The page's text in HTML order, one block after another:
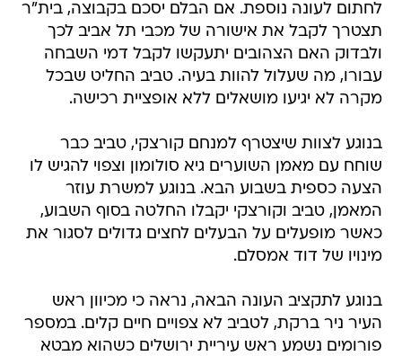
לחתום לעונה נוספת. אם הבלם יסכם בקבוצה, בית"ר
תצטרך לקבל את אישורה של מכבי תל אביב לכך
ולבדוק האם הצהובים יתעקשו לקבל דמי השבחה
עבורו, מה שעלול להוות בעיה. טביב החליט שבכל
מקרה לא יגיעו מושאלים ללא אופציית רכישה.
בנוגע לצוות שיצטרף למנחם קורצקי, טביב כבר
שוחח עם מאמן השוערים גיא סולומון וצפוי להגיש לו
הצעה כספית בשבוע הבא. בנוגע למשרת עוזר
המאמן, טביב וקורצקי יקבלו החלטה בסוף השבוע,
כאשר מופעלים על הבעלים לחצים גדולים לסגור את
מינויו של דוד אמסלם.
בנוגע לתקציב העונה הבאה, נראה כי מכיוון ראש
העיר ניר ברקת, לטביב לא צפויים חיים קלים. במספר
פורומים נשמע ראש עיריית ירושלים כשהוא מבטא